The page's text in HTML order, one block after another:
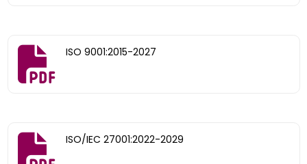
ISO 9001:2015-2027
ISO/IEC 27001:2022-2029